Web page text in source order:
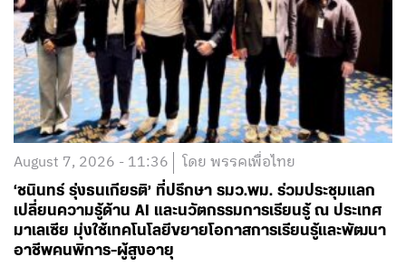
August 7, 2026 - 11:36 โดย พรรคเพื่อไทย
‘ชนินทร์ รุ่งธนเกียรติ’ ที่ปรึกษา รมว.พม. ร่วมประชุมแลก
เปลี่ยนความรู้ด้าน AI และนวัตกรรมการเรียนรู้ ณ ประเทศ
มาเลเซีย มุ่งใช้เทคโนโลยีขยายโอกาสการเรียนรู้และพัฒนา
อาชีพคนพิการ-ผู้สูงอายุ